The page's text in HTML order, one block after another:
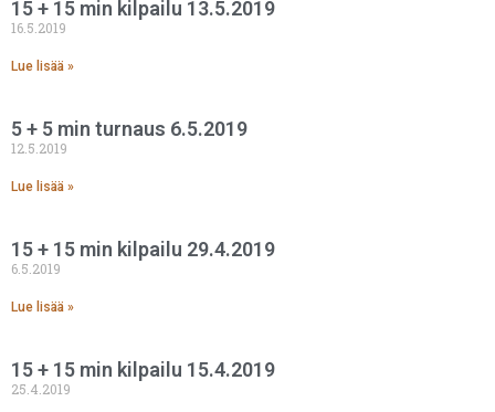
15 + 15 min kilpailu 13.5.2019
16.5.2019
Lue lisää »
5 + 5 min turnaus 6.5.2019
12.5.2019
Lue lisää »
15 + 15 min kilpailu 29.4.2019
6.5.2019
Lue lisää »
15 + 15 min kilpailu 15.4.2019
25.4.2019